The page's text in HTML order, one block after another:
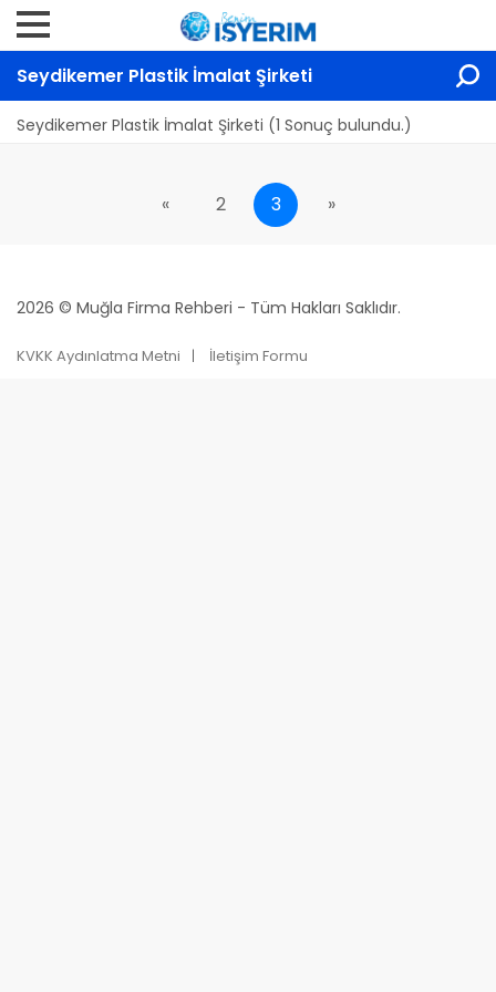
Seydikemer Plastik İmalat Şirketi
Seydikemer Plastik İmalat Şirketi (1 Sonuç bulundu.)
« 2 3 »
2026 © Muğla Firma Rehberi - Tüm Hakları Saklıdır.
KVKK Aydınlatma Metni İletişim Formu